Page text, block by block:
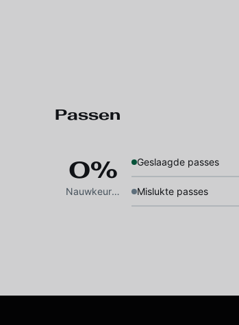
Passen
0%
Nauwkeurigheid
Geslaagde passes
Mislukte passes